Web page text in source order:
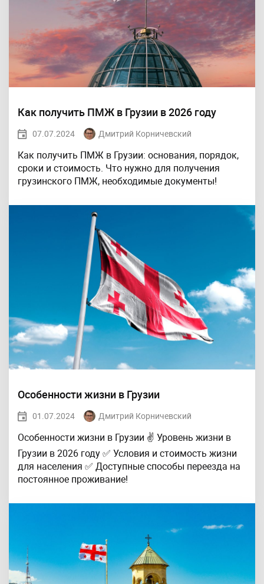
Как получить ПМЖ в Грузии в 2026 году
07.07.2024 Дмитрий Корничевский
Как получить ПМЖ в Грузии: основания, порядок,
сроки и стоимость. Что нужно для получения
грузинского ПМЖ, необходимые документы!
Особенности жизни в Грузии
01.07.2024 Дмитрий Корничевский
Особенности жизни в Грузии ✌ Уровень жизни в
Грузии в 2026 году ✅ Условия и стоимость жизни
для населения ✅ Доступные способы переезда на
постоянное проживание!